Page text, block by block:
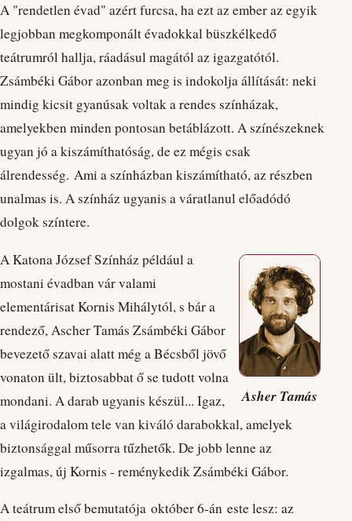
A "rendetlen évad" azért furcsa, ha ezt az ember az egyik
legjobban megkomponált évadokkal büszkélkedő
teátrumról hallja, ráadásul magától az igazgatótól.
Zsámbéki Gábor azonban meg is indokolja állítását: neki
mindig kicsit gyanúsak voltak a rendes színházak,
amelyekben minden pontosan betáblázott. A színészeknek
ugyan jó a kiszámíthatóság, de ez mégis csak
álrendesség. Ami a színházban kiszámítható, az részben
unalmas is. A színház ugyanis a váratlanul előadódó
dolgok színtere.
Asher Tamás
A Katona József Színház például a
mostani évadban vár valami
elementárisat Kornis Mihálytól, s bár a
rendező, Ascher Tamás Zsámbéki Gábor
bevezető szavai alatt még a Bécsből jövő
vonaton ült, biztosabbat ő se tudott volna
mondani. A darab ugyanis készül... Igaz,
a világirodalom tele van kiváló darabokkal, amelyek
biztonsággal műsorra tűzhetők. De jobb lenne az
izgalmas, új Kornis - reménykedik Zsámbéki Gábor.
A teátrum első bemutatója október 6-án este lesz: az